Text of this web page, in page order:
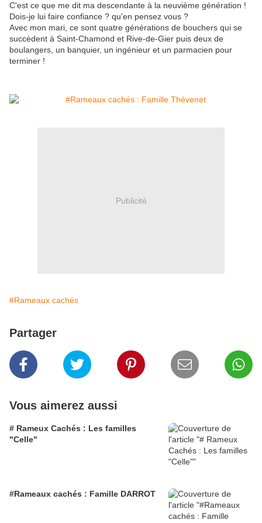
C'est ce que me dit ma descendante à la neuvième génération !
Dois-je lui faire confiance ? qu'en pensez vous ?
Avec mon mari, ce sont quatre générations de bouchers qui se
succèdent à Saint-Chamond et Rive-de-Gier puis deux de
boulangers, un banquier, un ingénieur et un parmacien pour
terminer !
Publicité
#Rameaux cachés
Partager
Vous aimerez aussi
# Rameux Cachés : Les familles
"Celle"
#Rameaux cachés : Famille DARROT